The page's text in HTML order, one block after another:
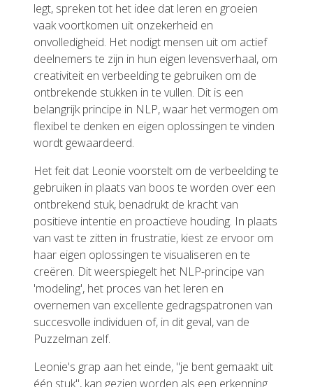
legt, spreken tot het idee dat leren en groeien
vaak voortkomen uit onzekerheid en
onvolledigheid. Het nodigt mensen uit om actief
deelnemers te zijn in hun eigen levensverhaal, om
creativiteit en verbeelding te gebruiken om de
ontbrekende stukken in te vullen. Dit is een
belangrijk principe in NLP, waar het vermogen om
flexibel te denken en eigen oplossingen te vinden
wordt gewaardeerd.
Het feit dat Leonie voorstelt om de verbeelding te
gebruiken in plaats van boos te worden over een
ontbrekend stuk, benadrukt de kracht van
positieve intentie en proactieve houding. In plaats
van vast te zitten in frustratie, kiest ze ervoor om
haar eigen oplossingen te visualiseren en te
creëren. Dit weerspiegelt het NLP-principe van
'modeling', het proces van het leren en
overnemen van excellente gedragspatronen van
succesvolle individuen of, in dit geval, van de
Puzzelman zelf.
Leonie's grap aan het einde, "je bent gemaakt uit
één stuk", kan gezien worden als een erkenning